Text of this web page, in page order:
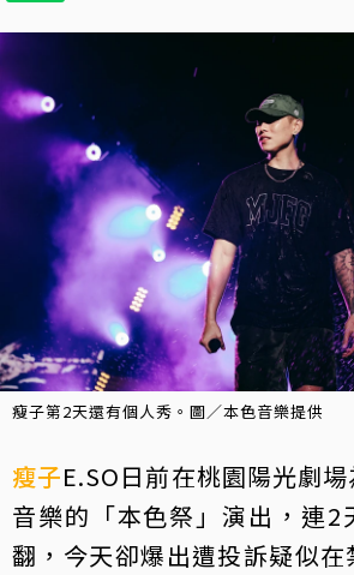
瘦子第2天還有個人秀。圖／本色音樂提供
瘦子E.SO日前在桃園陽光劇
音樂的「本色祭」演出，連2
翻，今天卻爆出遭投訴疑似在